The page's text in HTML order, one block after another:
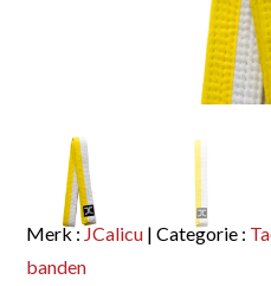
Merk :JCalicu | Categorie :
banden